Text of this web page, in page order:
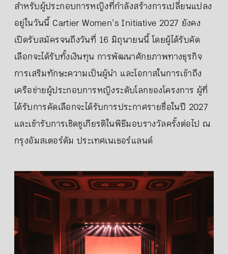
สำหรับผู้ประกอบการหญิงที่กำลังสร้างการเปลี่ยนแปลง
อยู่ในวันนี้ Cartier Women’s Initiative 2027 ยังคง
เปิดรับสมัครจนถึงวันที่ 16 มิถุนายนนี้ โดยผู้ได้รับคัด
เลือกจะได้รับทั้งเงินทุน การพัฒนาศักยภาพทางธุรกิจ
การเสริมทักษะความเป็นผู้นำ และโอกาสในการเข้าถึง
เครือข่ายผู้ประกอบการหญิงระดับโลกของโครงการ ผู้ที่
ได้รับการคัดเลือกจะได้รับการประกาศรายชื่อในปี 2027
และเข้ารับการเชิดชูเกียรติในพิธีมอบรางวัลครั้งต่อไป ณ
กรุงอัมสเตอร์ดัม ประเทศเนเธอร์แลนด์